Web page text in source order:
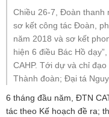
Chiều 26-7, Đoàn thanh
sơ kết công tác Đoàn,
năm 2018 và sơ kết
hiện 6 điều Bác Hồ
CAHP. Tới dự và chỉ
Thành đoàn; Đại tá
6 tháng đầu năm, ĐTN
tác theo Kế hoạch đề ra;